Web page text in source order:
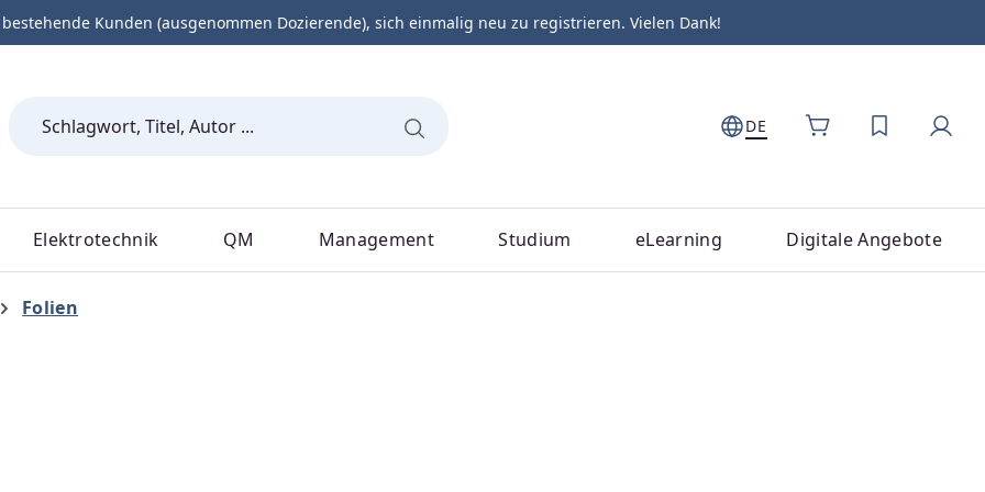
Kunden (ausgenommen Dozierende), sich einmalig neu zu registrieren. Vielen Dank!
DE DU HAST 0
Elektrotechnik QM Management Studium eLearning Digitale Angebote
Folien